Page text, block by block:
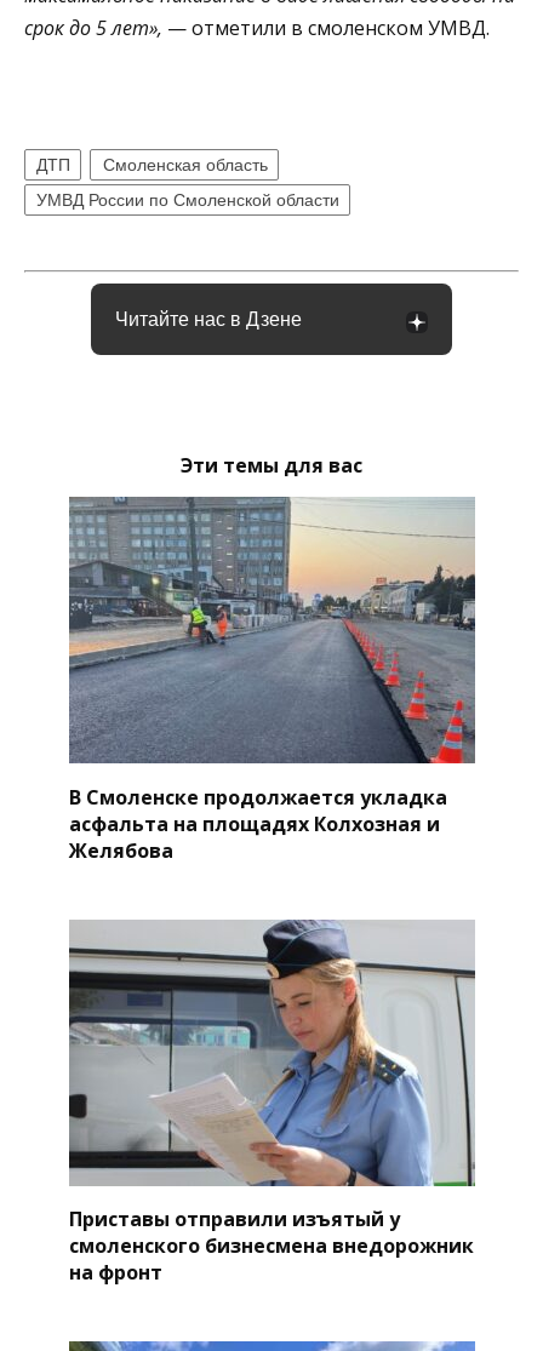
срок до 5 лет», — отметили в смоленском УМВД.
ДТП
Смоленская область
УМВД России по Смоленской области
Читайте нас в Дзене
Эти темы для вас
В Смоленске продолжается укладка
асфальта на площадях Колхозная и
Желябова
Приставы отправили изъятый у
смоленского бизнесмена внедорожник
на фронт